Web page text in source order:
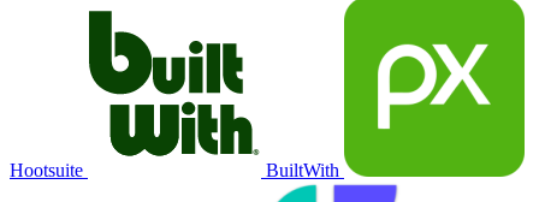
Hootsuite BuiltWith